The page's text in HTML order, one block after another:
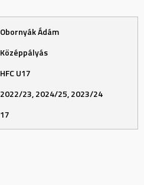
Obornyák Ádám
Középpályás
HFC U17
2022/23, 2024/25, 2023/24
17